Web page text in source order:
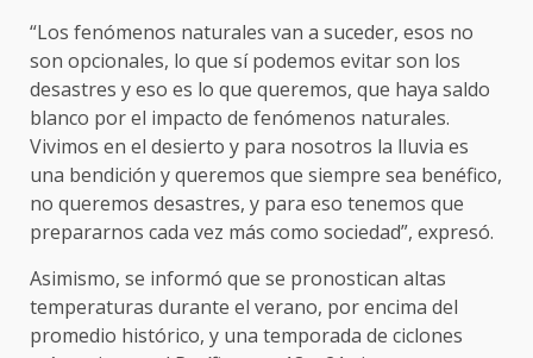
“Los fenómenos naturales van a suceder, esos no
son opcionales, lo que sí podemos evitar son los
desastres y eso es lo que queremos, que haya saldo
blanco por el impacto de fenómenos naturales.
Vivimos en el desierto y para nosotros la lluvia es
una bendición y queremos que siempre sea benéfico,
no queremos desastres, y para eso tenemos que
prepararnos cada vez más como sociedad”, expresó.
Asimismo, se informó que se pronostican altas
temperaturas durante el verano, por encima del
promedio histórico, y una temporada de ciclones